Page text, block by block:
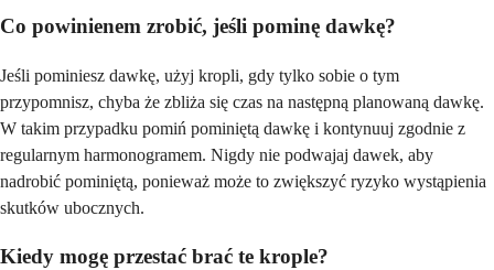
Co powinienem zrobić, jeśli pominę dawkę?
Jeśli pominiesz dawkę, użyj kropli, gdy tylko sobie o tym
przypomnisz, chyba że zbliża się czas na następną planowaną dawkę.
W takim przypadku pomiń pominiętą dawkę i kontynuuj zgodnie z
regularnym harmonogramem. Nigdy nie podwajaj dawek, aby
nadrobić pominiętą, ponieważ może to zwiększyć ryzyko wystąpienia
skutków ubocznych.
Kiedy mogę przestać brać te krople?